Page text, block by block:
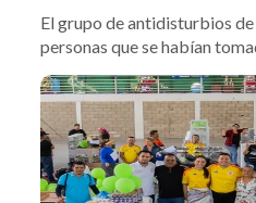
El grupo de antidisturbios
personas que se habían
obras inconclusas del
Girón. Los afectados
de espera y promesas de la
decidieron ingresar al
para reclamar por las fallas
incremento injustificado en